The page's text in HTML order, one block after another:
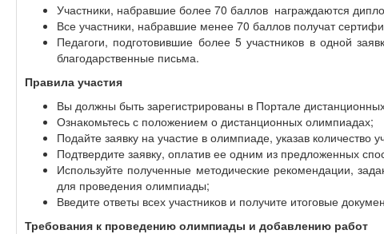
Участники, набравшие более 70 баллов награждаются
Все участники, набравшие менее 70 баллов получат
Педагоги, подготовившие более 5 участников в одной
благодарственные письма.
Правила участия
Вы должны быть зарегистрированы в Портале
Ознакомьтесь с положением о дистанционных олимпиадах;
Подайте заявку на участие в олимпиаде, указав количество
Подтвердите заявку, оплатив ее одним из предложенных
Используйте полученные методические рекомендации,
для проведения олимпиады;
Введите ответы всех участников и получите итоговые
Требования к проведению олимпиады и добавлению работ